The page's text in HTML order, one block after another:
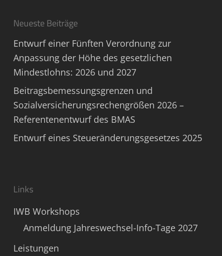
Neueste Beiträge
Entwurf einer Fünften Verordnung zur
Anpassung der Höhe des gesetzlichen
Mindestlohns: 2026 und 2027
Beitragsbemessungsgrenzen und
Sozialversicherungsrechengrößen 2026 –
Referentenentwurf des BMAS
Entwurf eines Steueränderungsgesetzes 2025
Links
IWB Workshops
Anmeldung Jahreswechsel-Info-Tage 2027
Leistungen